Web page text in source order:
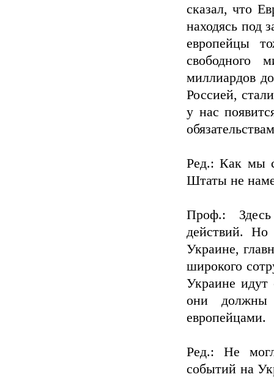
сказал, что
находясь под
европейцы
свободного
миллиардов
Россией,
у нас
Ред.: Как мы
Штаты не
Проф.:
действий.
Украине,
широкого
Украине идут
они должны
европейцами.
Ред.: Не
событий на